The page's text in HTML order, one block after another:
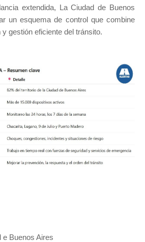
extendida, La Ciudad de Buenos
un esquema de control que combine
gestión eficiente del tránsito.
e Buenos Aires